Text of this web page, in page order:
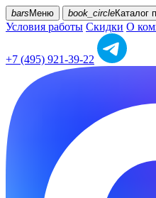
bars Меню book_circleКаталог
Условия работы Скидки О
+7 (495) 921-39-22